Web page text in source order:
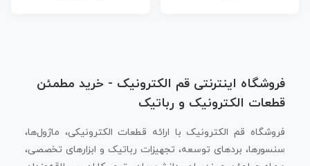
فروشگاه اینترنتی قم الکترونیک - خرید مطمئن
قطعات الکترونیک و رباتیک
فروشگاه قم الکترونیک با ارائه قطعات الکترونیکی، ماژول‌ها،
سنسورها، بردهای توسعه، تجهیزات رباتیک و ابزارهای تخصصی،